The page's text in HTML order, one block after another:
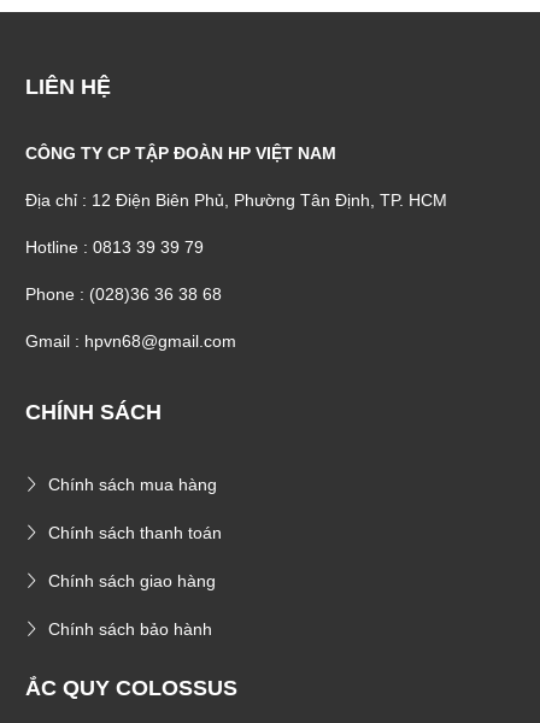
LIÊN HỆ
CÔNG TY CP TẬP ĐOÀN HP VIỆT NAM
Địa chỉ : 12 Điện Biên Phủ, Phường Tân Định, TP. HCM
Hotline : 0813 39 39 79
Phone : (028)36 36 38 68
Gmail : hpvn68@gmail.com
CHÍNH SÁCH
Chính sách mua hàng
Chính sách thanh toán
Chính sách giao hàng
Chính sách bảo hành
ẮC QUY COLOSSUS